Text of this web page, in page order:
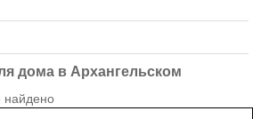
дома в Архангельском
найдено